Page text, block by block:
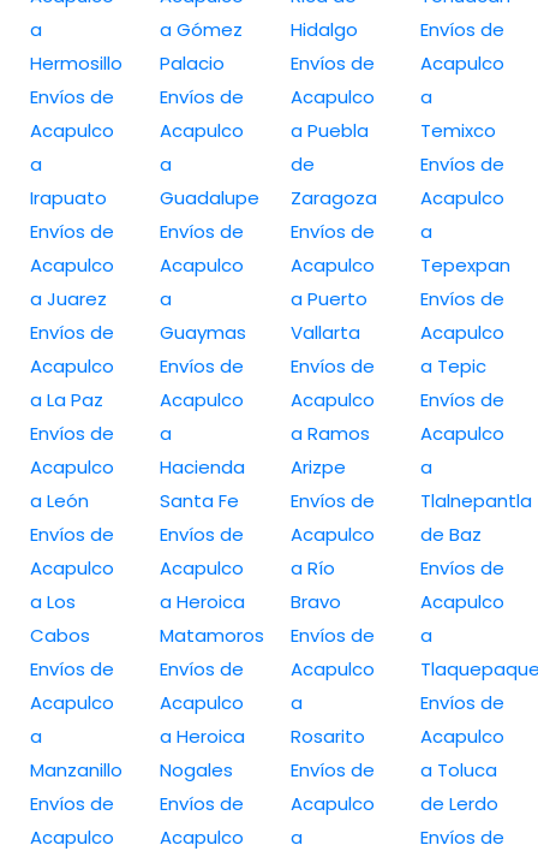
a
Hermosillo
Envíos de
Acapulco
a
Irapuato
Envíos de
Acapulco
a Juarez
Envíos de
Acapulco
a La Paz
Envíos de
Acapulco
a León
Envíos de
Acapulco
a Los
Cabos
Envíos de
Acapulco
a
Manzanillo
Envíos de
Acapulco
a Gómez
Palacio
Envíos de
Acapulco
a
Guadalupe
Envíos de
Acapulco
a
Guaymas
Envíos de
Acapulco
a
Hacienda
Santa Fe
Envíos de
Acapulco
a Heroica
Matamoros
Envíos de
Acapulco
a Heroica
Nogales
Envíos de
Acapulco
Hidalgo
Envíos de
Acapulco
a Puebla
de
Zaragoza
Envíos de
Acapulco
a Puerto
Vallarta
Envíos de
Acapulco
a Ramos
Arizpe
Envíos de
Acapulco
a Río
Bravo
Envíos de
Acapulco
a
Rosarito
Envíos de
Acapulco
a
Envíos de
Acapulco
a
Temixco
Envíos de
Acapulco
a
Tepexpan
Envíos de
Acapulco
a Tepic
Envíos de
Acapulco
a
Tlalnepantla
de Baz
Envíos de
Acapulco
a
Envíos de
Acapulco
a Toluca
de Lerdo
Envíos de